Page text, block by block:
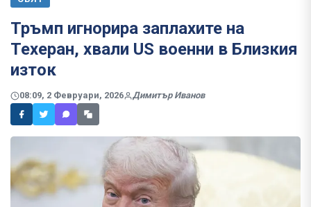
Тръмп игнорира заплахите на
Техеран, хвали US военни в Близкия
изток
08:09, 2 Февруари, 2026 Димитър Иванов